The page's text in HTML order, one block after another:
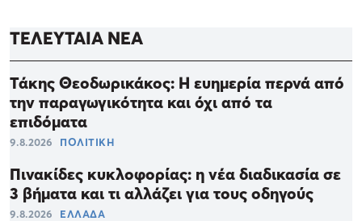
ΤΕΛΕΥΤΑΙΑ ΝΕΑ
Τάκης Θεοδωρικάκος: Η ευημερία περνά από
την παραγωγικότητα και όχι από τα
επιδόματα
9.8.2026 ΠΟΛΙΤΙΚΗ
Πινακίδες κυκλοφορίας: η νέα διαδικασία σε
3 βήματα και τι αλλάζει για τους οδηγούς
9.8.2026 ΕΛΛΑΔΑ